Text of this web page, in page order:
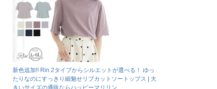
新色追加!! Rin 2タイプからシルエットが選べる！ ゆっ
たりなのにすっきり細魅せリブカットソートップス | 大